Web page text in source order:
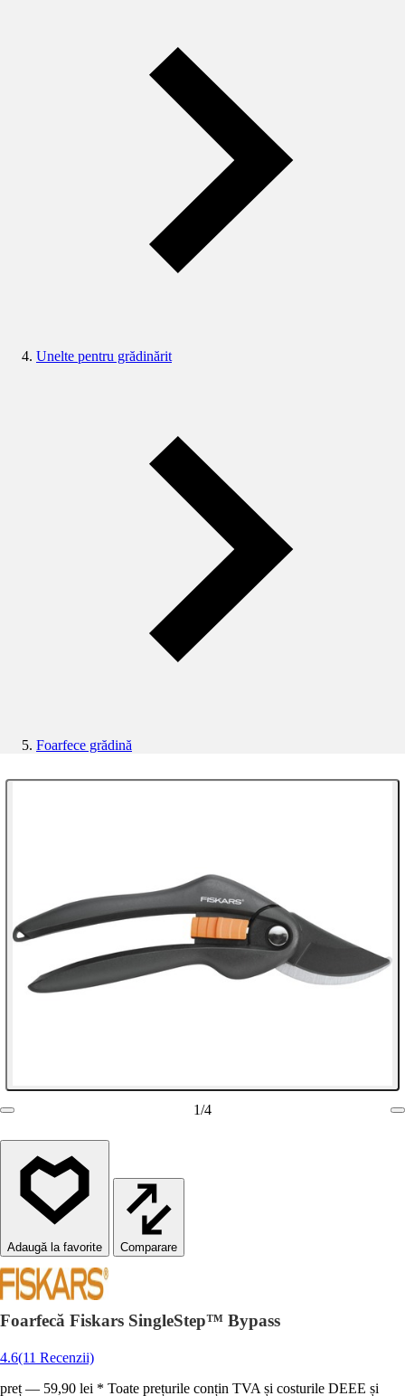
Unelte pentru grădinărit
Foarfece grădină
1/4
Comparare
Foarfecă Fiskars SingleStep™ Bypass
4.6(11 Recenzii)
preț — 59,90 lei * Toate prețurile conțin TVA și costurile DEEE și